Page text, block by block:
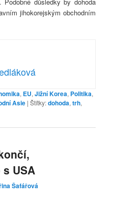
jihokorejským obchodním
, EU,Jižní Korea, Politika,
Asie |Štítky:dohoda,trh,
USA
Šafářová